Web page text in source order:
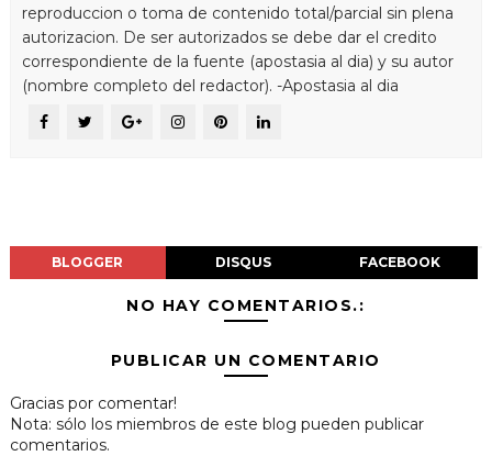
reproduccion o toma de contenido total/parcial sin plena
autorizacion. De ser autorizados se debe dar el credito
correspondiente de la fuente (apostasia al dia) y su autor
(nombre completo del redactor). -Apostasia al dia
BLOGGER DISQUS FACEBOOK
NO HAY COMENTARIOS.:
PUBLICAR UN COMENTARIO
Gracias por comentar!
Nota: sólo los miembros de este blog pueden publicar
comentarios.